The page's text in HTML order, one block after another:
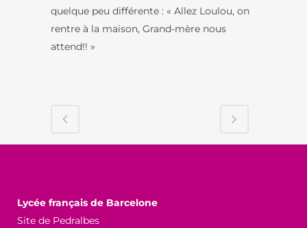
quelque peu différente : « Allez Loulou, on
rentre à la maison, Grand-mère nous
attend!! »
Lycée français de Barcelone
Site de Pedralbes